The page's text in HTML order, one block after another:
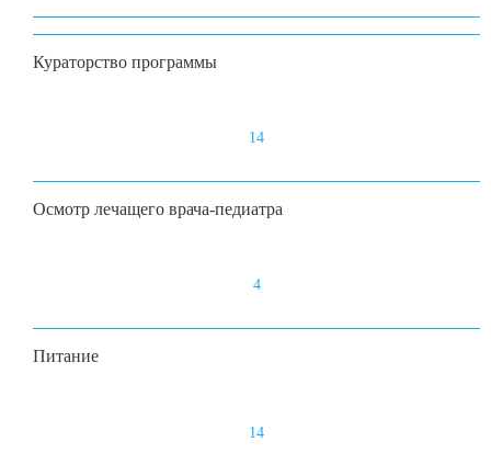
Кураторство программы
14
Осмотр лечащего врача-педиатра
4
Питание
14